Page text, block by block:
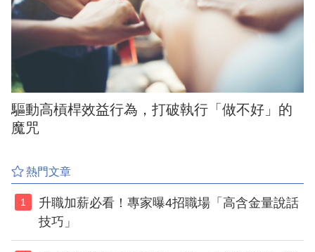
驅動高槓桿效益行為，打破執行「做不好」的
魔咒
熱門文章
1
升職加薪必看！專家曝4招職場「高含金量說話
技巧」